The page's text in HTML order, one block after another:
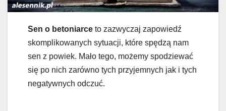
Sen o betoniarce to zazwyczaj zapowiedź
skomplikowanych sytuacji, które spędzą nam
sen z powiek. Mało tego, możemy spodziewać
się po nich zarówno tych przyjemnych jak i tych
negatywnych odczuć.